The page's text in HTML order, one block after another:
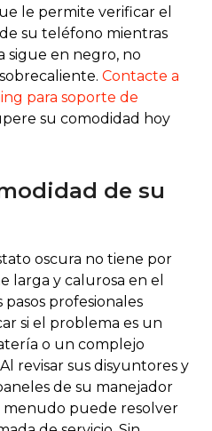
le permite verificar el
su teléfono mientras
sigue en negro, no
sobrecaliente.Contacte a
para soporte de
su comodidad hoy
de su
oscura no tiene por
larga y calurosa en el
profesionales
si el problema es un
o un complejo
revisar sus disyuntores y
de su manejador
menudo puede resolver